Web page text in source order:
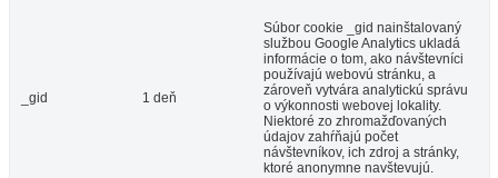
_gid 1 deň
Súbor cookie _gid nainštalovaný
službou Google Analytics ukladá
informácie o tom, ako návštevníci
používajú webovú stránku, a
zároveň vytvára analytickú správu
o výkonnosti webovej lokality.
Niektoré zo zhromažďovaných
údajov zahŕňajú počet
návštevníkov, ich zdroj a stránky,
ktoré anonymne navštevujú.